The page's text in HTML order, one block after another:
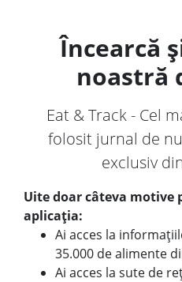
Încearcă
noastră
Eat & Track - Cel
folosit jurnal de
exclusiv
Uite doar câteva motive
aplicația:
Ai acces la
35.000 de alimente
Ai acces la sute de